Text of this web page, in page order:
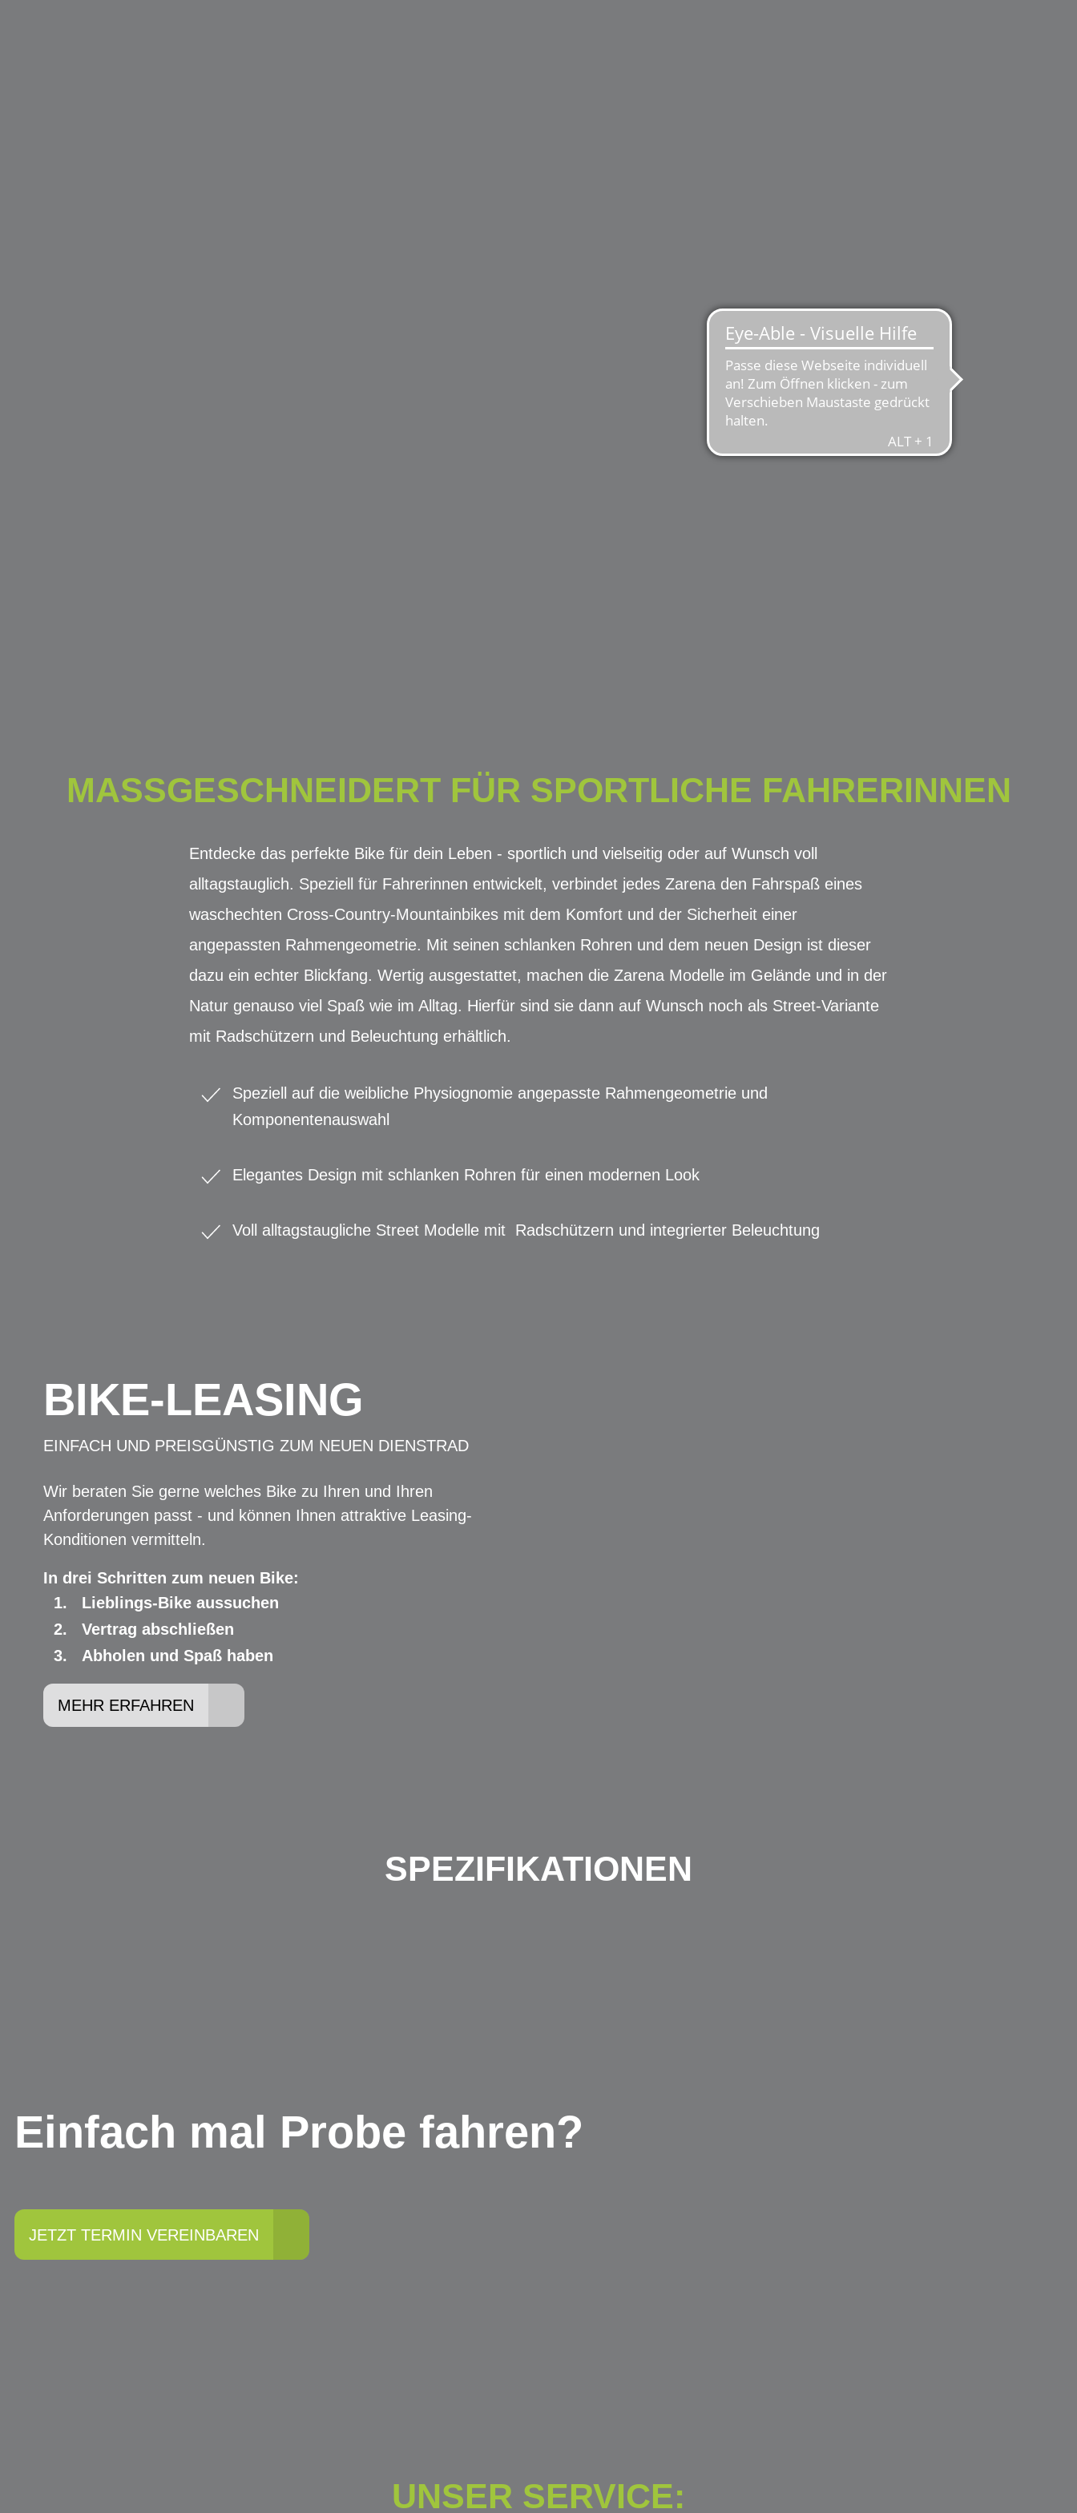
MASSGESCHNEIDERT FÜR SPORTLICHE FAHRERINNEN
Entdecke das perfekte Bike für dein Leben - sportlich und vielseitig oder auf Wunsch voll
alltagstauglich. Speziell für Fahrerinnen entwickelt, verbindet jedes Zarena den Fahrspaß eines
waschechten Cross-Country-Mountainbikes mit dem Komfort und der Sicherheit einer
angepassten Rahmengeometrie. Mit seinen schlanken Rohren und dem neuen Design ist dieser
dazu ein echter Blickfang. Wertig ausgestattet, machen die Zarena Modelle im Gelände und in der
Natur genauso viel Spaß wie im Alltag. Hierfür sind sie dann auf Wunsch noch als Street-Variante
mit Radschützern und Beleuchtung erhältlich.
Speziell auf die weibliche Physiognomie angepasste Rahmengeometrie und
Komponentenauswahl
Elegantes Design mit schlanken Rohren für einen modernen Look
Voll alltagstaugliche Street Modelle mit Radschützern und integrierter Beleuchtung
BIKE-LEASING
EINFACH UND PREISGÜNSTIG ZUM NEUEN DIENSTRAD
Wir beraten Sie gerne welches Bike zu Ihren und Ihren
Anforderungen passt - und können Ihnen attraktive Leasing-
Konditionen vermitteln.
In drei Schritten zum neuen Bike:
Lieblings-Bike aussuchen
Vertrag abschließen
Abholen und Spaß haben
MEHR ERFAHREN
SPEZIFIKATIONEN
Einfach mal Probe fahren?
JETZT TERMIN VEREINBAREN
UNSER SERVICE: